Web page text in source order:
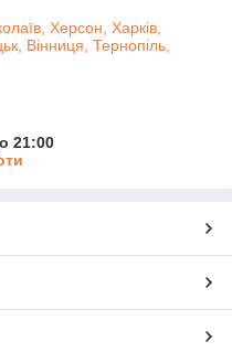
Херсон, Харків,
Вінниця, Тернопіль,
21:00